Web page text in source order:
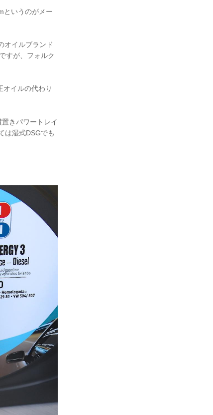
というのがメー
オイルブランド
すが、フォルク
イルの代わり
きパワートレイ
は湿式DSGでも